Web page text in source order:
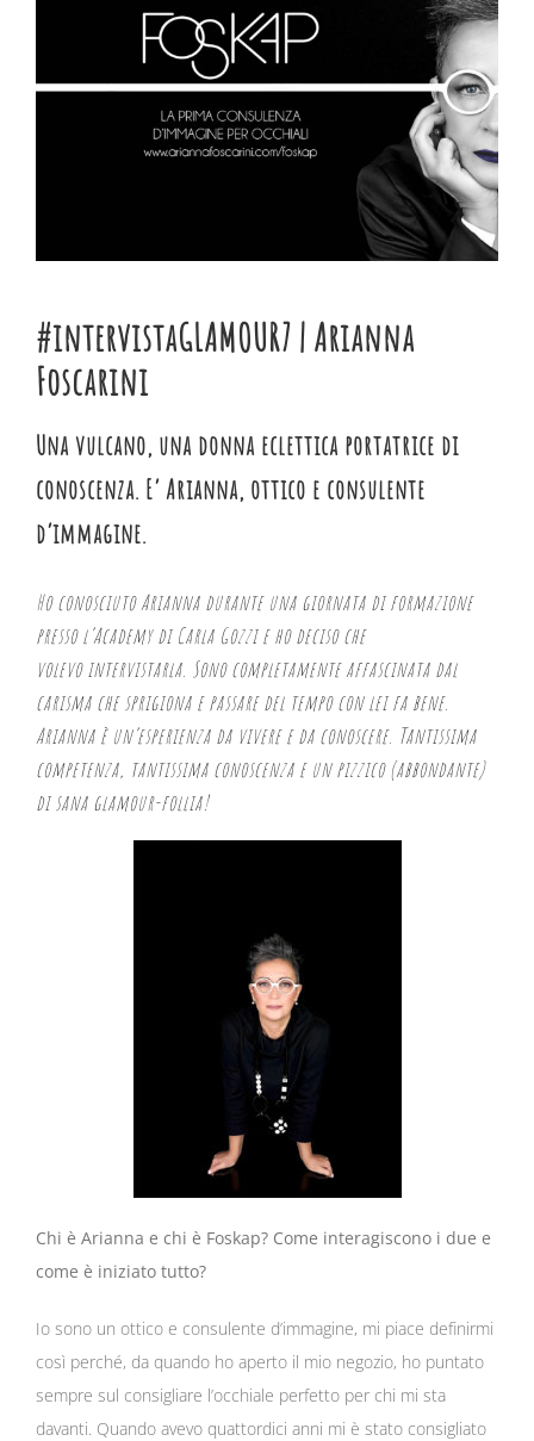
#intervistaGLAMOUR7 | Arianna
Foscarini
Una vulcano, una donna eclettica portatrice di
conoscenza. E’ Arianna, ottico e consulente
d’immagine.
Ho conosciuto Arianna durante una giornata di formazione
presso l’Academy di Carla Gozzi e ho deciso che
volevo intervistarla. Sono completamente affascinata dal
carisma che sprigiona e passare del tempo con lei fa bene.
Arianna è un’esperienza da vivere e da conoscere. Tantissima
competenza, tantissima conoscenza e un pizzico (abbondante)
di sana glamour-follia!
Chi è Arianna e chi è Foskap? Come interagiscono i due e
come è iniziato tutto?
Io sono un ottico e consulente d’immagine, mi piace definirmi
così perché, da quando ho aperto il mio negozio, ho puntato
sempre sul consigliare l’occhiale perfetto per chi mi sta
davanti. Quando avevo quattordici anni mi è stato consigliato